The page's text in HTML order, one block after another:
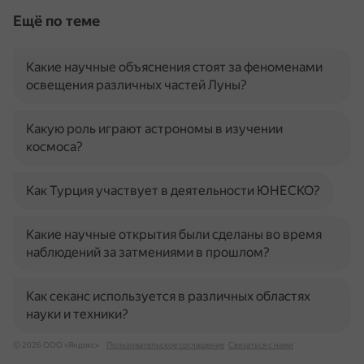
Ещё по теме
Какие научные объяснения стоят за феноменами
освещения различных частей Луны?
Какую роль играют астрономы в изучении
космоса?
Как Турция участвует в деятельности ЮНЕСКО?
Какие научные открытия были сделаны во время
наблюдений за затмениями в прошлом?
Как секанс используется в различных областях
науки и техники?
© 2026 ООО «Яндекс» Пользовательское соглашение Связаться с нами